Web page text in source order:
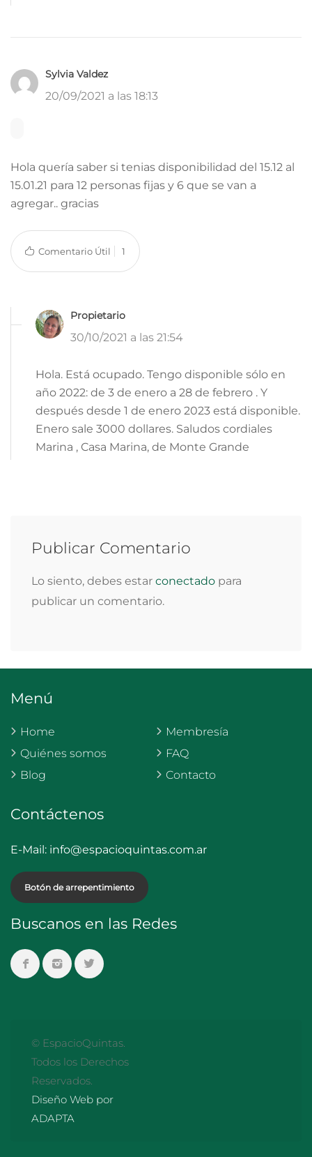
Sylvia Valdez
20/09/2021 a las 18:13
Hola quería saber si tenias disponibilidad del 15.12 al
15.01.21 para 12 personas fijas y 6 que se van a
agregar.. gracias
Comentario Útil 1
Propietario
30/10/2021 a las 21:54
Hola. Está ocupado. Tengo disponible sólo en
año 2022: de 3 de enero a 28 de febrero . Y
después desde 1 de enero 2023 está disponible.
Enero sale 3000 dollares. Saludos cordiales
Marina , Casa Marina, de Monte Grande
Publicar Comentario
Lo siento, debes estar conectado para
publicar un comentario.
Menú
Home
Quiénes somos
Blog
Membresía
FAQ
Contacto
Contáctenos
E-Mail: info@espacioquintas.com.ar
Botón de arrepentimiento
Buscanos en las Redes
© EspacioQuintas.
Todos los Derechos
Reservados.
Diseño Web por
ADAPTA